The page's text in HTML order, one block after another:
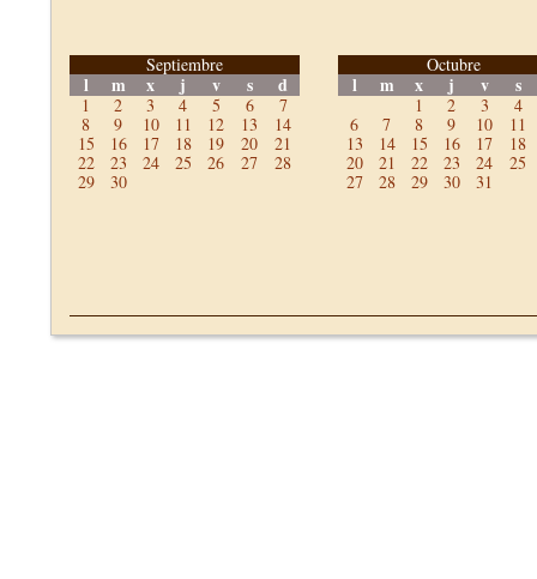
Septiembre
l m x j v s d
1 2 3 4 5 6
7
8
9 10 11 12 13
14
15
16 17 18 19 20
21
22
23 24 25 26 27
28
29
30
Octubre
l m x j v s
1 2 3
4
6
7 8 9 10
11
13
14 15 16 17
18
20
21 22 23 24
25
27
28 29 30 31